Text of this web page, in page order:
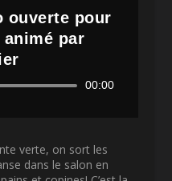
ouverte pour
animé par
00:00
verte, on sort les
dans le salon en